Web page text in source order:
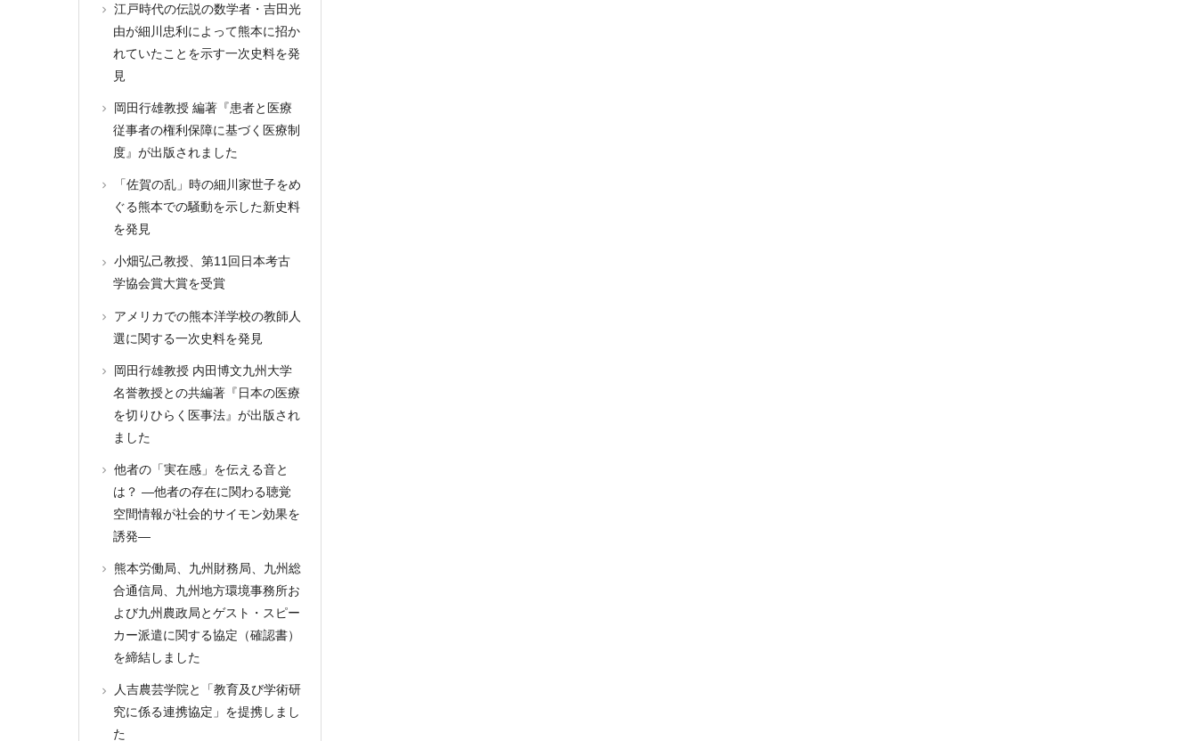
江戸時代の伝説の数学者・吉田光
由が細川忠利によって熊本に招か
れていたことを示す一次史料を発
見
岡田行雄教授 編著『患者と医療
従事者の権利保障に基づく医療制
度』が出版されました
「佐賀の乱」時の細川家世子をめ
ぐる熊本での騒動を示した新史料
を発見
小畑弘己教授、第11回日本考古
学協会賞大賞を受賞
アメリカでの熊本洋学校の教師人
選に関する一次史料を発見
岡田行雄教授 内田博文九州大学
名誉教授との共編著『日本の医療
を切りひらく医事法』が出版され
ました
他者の「実在感」を伝える音と
は？ ―他者の存在に関わる聴覚
空間情報が社会的サイモン効果を
誘発―
熊本労働局、九州財務局、九州総
合通信局、九州地方環境事務所お
よび九州農政局とゲスト・スピー
カー派遣に関する協定（確認書）
を締結しました
人吉農芸学院と「教育及び学術研
究に係る連携協定」を提携しまし
た